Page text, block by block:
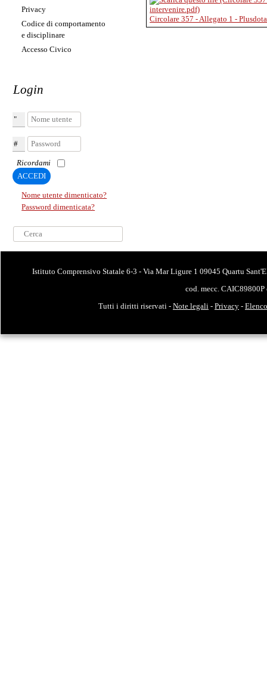
Privacy
Codice di comportamento
e disciplinare
Accesso Civico
Login
Nome utente
Password
Ricordami
ACCEDI
Nome utente dimenticato?
Password dimenticata?
Cerca...
Circolare 357 - Allegato 1 -
Istituto Comprensivo Statale 6-3 - Via Mar Ligure 1 09045 Quartu
cod. mecc.
Tutti i diritti riservati - Note legali - Privacy -